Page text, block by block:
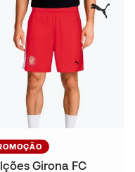
Girona FC